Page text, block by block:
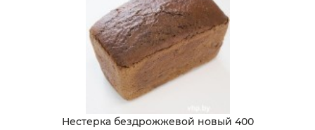
Нестерка бездрожжевой новый 400